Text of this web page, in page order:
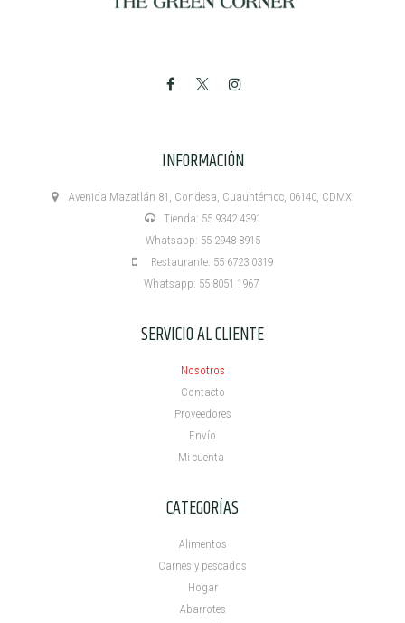
INFORMACIÓN
Avenida Mazatlán 81, Condesa, Cuauhtémoc, 06140, CDMX.
Tienda: 55 9342 4391
Whatsapp: 55 2948 8915
Restaurante: 55 6723 0319
Whatsapp: 55 8051 1967
SERVICIO AL CLIENTE
Nosotros
Contacto
Proveedores
Envío
Mi cuenta ​
CATEGORÍAS
Alimentos
Carnes y pescados
Hogar
Abarrotes